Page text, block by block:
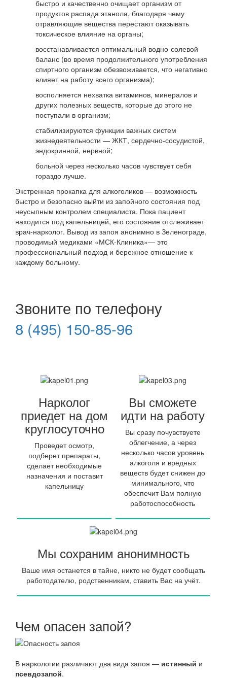
быстро и качественно очищает организм от
продуктов распада этанола, благодаря чему
отравляющие вещества перестают оказывать
токсическое влияние на органы;
восстанавливается оптимальный водно-солевой
баланс (во время продолжительного употребления
спиртного организм обезвоживается, что негативно
влияет на работу всего организма);
восполняется нехватка витаминов, минералов и
других полезных веществ, которые до этого не
поступали в организм;
стабилизируются функции важных систем
жизнедеятельности — ЖКТ, сердечно-сосудистой,
эндокринной, нервной;
больной через несколько часов чувствует себя
гораздо лучше.
Экстренная прокапка для алкоголиков — возможность
быстро и безопасно выйти из запойного состояния под
неусыпным контролем специалиста. Пока пациент
находится под капельницей, его состояние отслеживает
врач-нарколог. Вывод из запоя анонимно в Зеленограде,
проводимый медиками «МСК-Клиника»— это
профессиональный подход и бережное отношение к
каждому больному.
Звоните по телефону
8 (495) 150-85-96
Нарколог
приедет на дом
круглосуточно
Проведет осмотр,
подберет препараты,
сделает необходимые
назначения и поставит
капельницу
Вы сможете
идти на работу
Вы сразу почувствуете
облегчение, а через
несколько часов уровень
алкоголя и вредных
веществ будет снижен до
минимального, что
обеспечит Вам полную
работоспособность
Мы сохраним анонимность
Ваше имя останется в тайне, никто не будет сообщать
работодателю, родственникам, ставить Вас на учёт.
Чем опасен запой?
В наркологии различают два вида запоя — истинный и
псевдозапой.